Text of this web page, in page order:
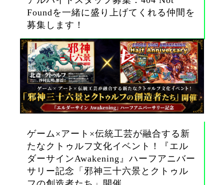
Foundを一緒に盛り上げてくれる仲間を
募集します！
ゲーム×アート×伝統工芸が融合する新
たなクトゥルフ文化イベント！『エル
ダーサインAwakening』ハーフアニバー
サリー記念「邪神三十六景とクトゥル